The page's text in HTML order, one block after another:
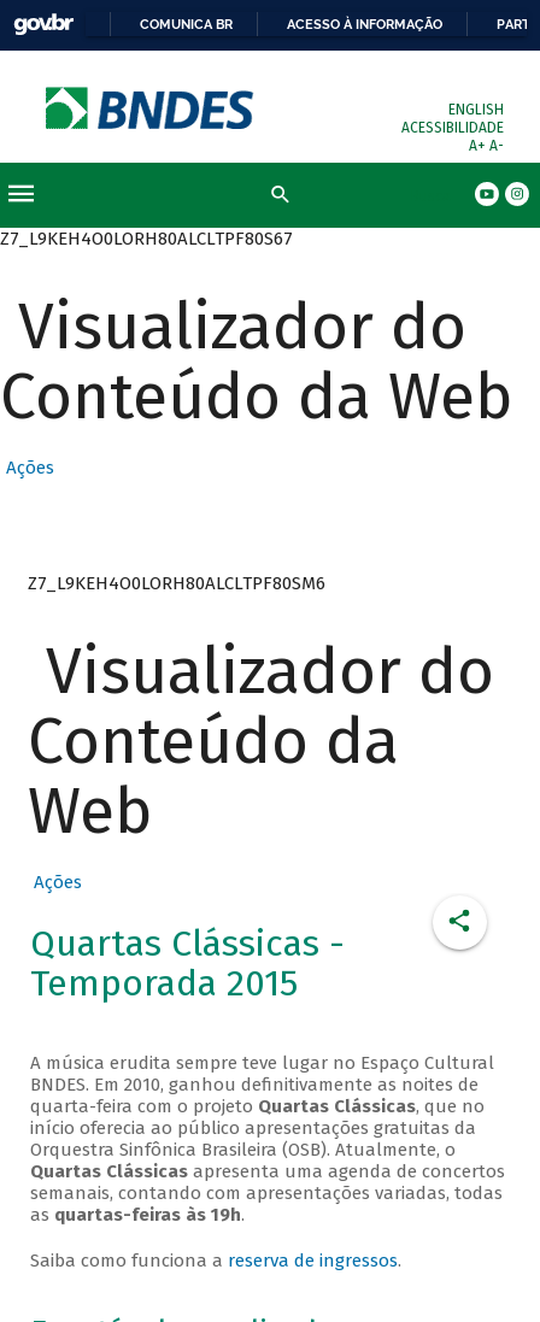
COMUNICA BR ACESSO À INFORMAÇÃO
ENGLISH
ACESSIBILIDADE
A+ A-
Z7_L9KEH4O0LORH80ALCLTPF80S67
Visualizador do
Conteúdo da Web
Ações
Z7_L9KEH4O0LORH80ALCLTPF80SM6
Visualizador do
Conteúdo da
Web
Ações
Quartas Clássicas -
Temporada 2015
A música erudita sempre teve lugar no Espaço Cultural
BNDES. Em 2010, ganhou definitivamente as noites de
quarta-feira com o projeto Quartas Clássicas, que no
início oferecia ao público apresentações gratuitas da
Orquestra Sinfônica Brasileira (OSB). Atualmente, o
Quartas Clássicasapresenta uma agenda de concertos
semanais, contando com apresentações variadas, todas
as quartas-feiras às 19h.
Saiba como funciona a reserva de ingressos.